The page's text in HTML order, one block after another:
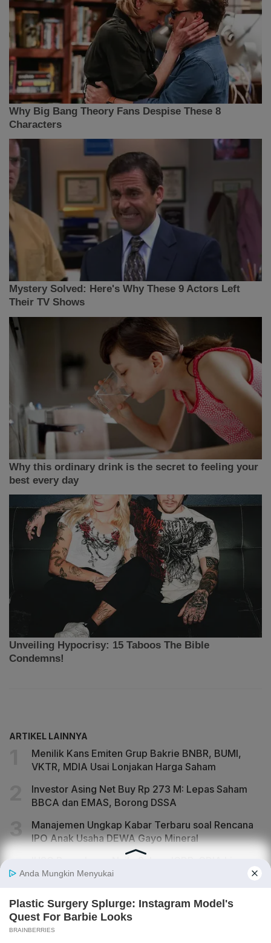
ARTIKEL LAINNYA
Menilik Kans Emiten Grup Bakrie BNBR, BUMI,
VKTR, MDIA Usai Lonjakan Harga Saham
Investor Asing Net Buy Rp 273 M: Lepas Saham
BBCA dan EMAS, Borong DSSA
Manajemen Ungkap Kabar Terbaru soal Rencana
IPO Anak Usaha DEWA Gayo Mineral
DSSA Jadi Jagoan Analis
di MGLV, BNBR, BMRI, SMMA